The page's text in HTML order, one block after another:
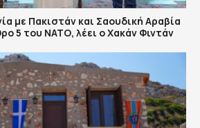
με Πακιστάν και Σαουδική Αραβία
5 του ΝΑΤΟ, λέει ο Χακάν Φιντάν